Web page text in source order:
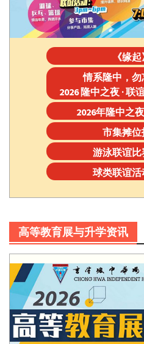
《缘起
情系隆中，勿
2026 隆中之夜 · 联
2026年隆中之
市集摊位
游泳联谊比
球类联谊活
高等教育展与升学资讯